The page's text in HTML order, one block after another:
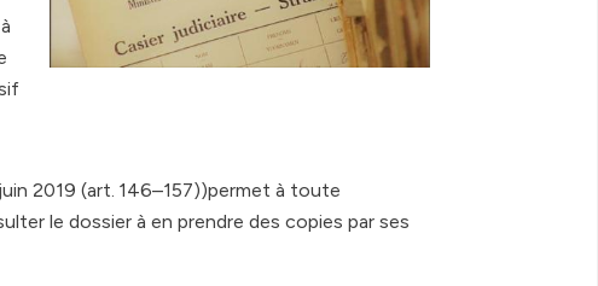
2019 (art. 146–157))permet à toute
le dossier à en prendre des copies par ses